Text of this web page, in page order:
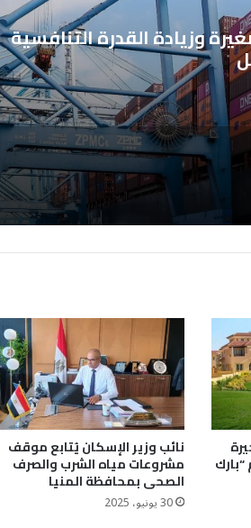
وزيادة القدرة التنافسية
نائب وزير الإسكان يُتابع موقف
مشروعات مياه الشرب والصرف
الصحى بمحافظة المنيا
30 يونيو، 2025